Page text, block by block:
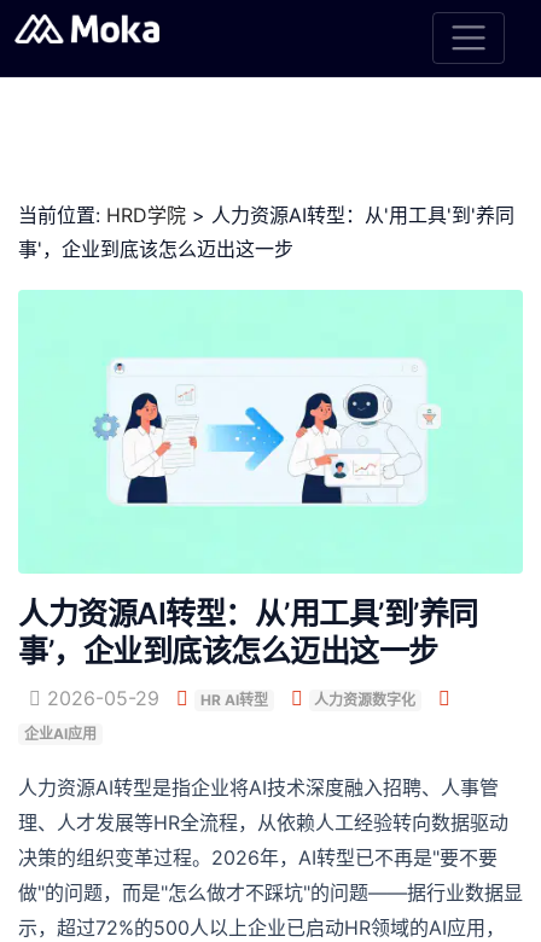
当前位置: HRD学院 > 人力资源AI转型：从'用工具'到'养同
事'，企业到底该怎么迈出这一步
人力资源AI转型：从’用工具’到’养同
事’，企业到底该怎么迈出这一步
2026-05-29 HR AI转型
人力资源数字化
企业AI应用
人力资源AI转型是指企业将AI技术深度融入招聘、人事管
理、人才发展等HR全流程，从依赖人工经验转向数据驱动
决策的组织变革过程。2026年，AI转型已不再是"要不要
做"的问题，而是"怎么做才不踩坑"的问题——据行业数据显
示，超过72%的500人以上企业已启动HR领域的AI应用，